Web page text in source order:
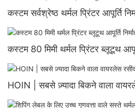
कस्टम सर्वश्रेष्ठ थर्मल प्रिंटर आपूर्ति
कस्टम 80 मिमी थर्मल प्रिंटर ब्लूटूथ
HOIN | सबसे ज़्यादा बिकने वाला